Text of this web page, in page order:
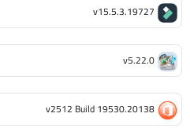
v15.5.3.19727
v5.22.0
v2512 Build 19530.20138